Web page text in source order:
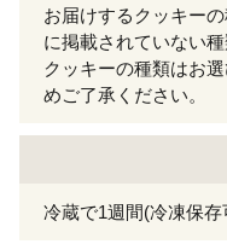
お届けするクッキー
に掲載されていない
クッキーの種類はお
めご了承ください。
冷蔵で1週間(冷凍保存